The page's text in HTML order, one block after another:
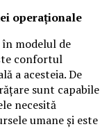
operaționale
modelul de
confortul
a acesteia. De
sunt capabile
necesită
umane și este